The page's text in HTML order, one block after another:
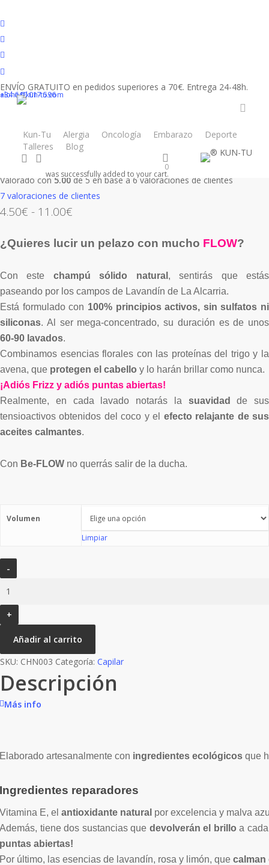
to
main
content
facebook
youtube
instagram
tiktok
ENVÍO GRATUITO en pedidos superiores a 70€. Entrega 24-48h.
+34 640 017 596
aloha@kun-tu.com
Kun-Tu Alergia Oncología Embarazo
Deporte
Talleres
Blog Newsletter
search
0
was successfully added to your cart.
Inicio Productos Capilar Champú sólido Be-FLOW
Champú sólido
Be-FLOW
Valorado con5.00de 5 en base a6valoraciones de clientes
7 valoraciones de clientes
4.50€ - 11.00€
precios:
4.50€
hasta
11.00€
¿Quieres lucir un pelazo con mucho FLOW?
Con este champú sólido natural , sentirás que estás
paseando por los campos de Lavandín de La Alcarria.
Está formulado con 100% principios activos, sin sulfatos ni
siliconas. Al ser mega-concentrado, su duración es de unos
60-90 lavados.
Combinamos esencias florales con las proteínas del trigo y la
avena, que protegen el cabello y lo harán brillar como nunca.
¡Adiós Frizz y adiós puntas abiertas!
Realmente, en cada lavado notarás la suavidad
de sus
tensioactivos obtenidos del coco y el efecto relajante de sus
aceites calmantes.
Con Be-FLOW no querrás salir de la ducha.
Volumen
Limpiar
sólido
cantidad
Añadir al carrito
SKU: CHN003 Categoría: Capilar
Descripción
Más info
Elaborado artesanalmente con ingredientes ecológicos que
Ingredientes reparadores
Vitamina E, el antioxidante natural por excelencia y malva
Además, tiene dos sustancias que devolverán el brillo a
puntas abiertas!
Por último, las esencias de lavandín, rosa y limón, que